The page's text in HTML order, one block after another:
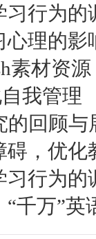
习行为的
理的影
素材资源
我管理
的回顾与
，优化
习行为的
“千万”